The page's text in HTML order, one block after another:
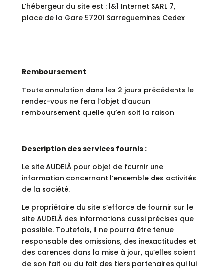
L’hébergeur du site est : 1&1 Internet SARL 7,
place de la Gare 57201 Sarreguemines Cedex
Remboursement
Toute annulation dans les 2 jours précédents le
rendez-vous ne fera l’objet d’aucun
remboursement quelle qu’en soit la raison.
Description des services fournis :
Le site AUDELÀ pour objet de fournir une
information concernant l’ensemble des activités
de la société.
Le propriétaire du site s’efforce de fournir sur le
site AUDELÀ des informations aussi précises que
possible. Toutefois, il ne pourra être tenue
responsable des omissions, des inexactitudes et
des carences dans la mise à jour, qu’elles soient
de son fait ou du fait des tiers partenaires qui lui